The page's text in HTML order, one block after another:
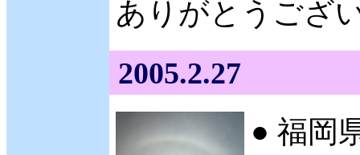
ありがとうござ
2005.2.27
● 福岡